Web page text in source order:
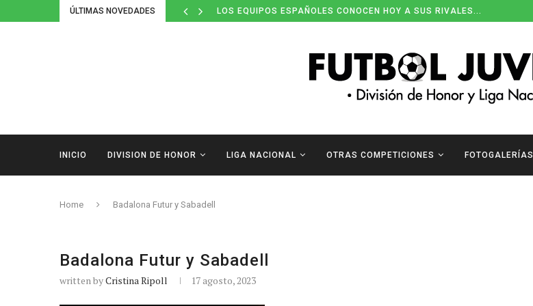
ÚLTIMAS NOVEDADES LOS EQUIPOS ESPAÑOLES CONOCEN HOY A SUS RIVALES...
INICIO DIVISION DE HONOR LIGA NACIONAL OTRAS COMPETICIONES FOTOGALERÍAS
Home Badalona Futur y Sabadell
Badalona Futur y Sabadell
written byCristina Ripoll 17 agosto, 2023